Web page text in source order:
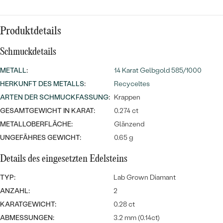
Wave Kollektion
ANSEHEN
NACH DER FORM
MASSGEFERTIGTER
DIAMANTEN
Ohrrinnge
ANSEHEN
Personalisierte
Halsketten
Meistverkaufte
Ringe
Produktdetails
Schmuckdetails
METALL:
14 Karat Gelbgold 585/1000
HERKUNFT DES METALLS:
Recyceltes
ARTEN DER SCHMUCKFASSUNG: Krappen
GESAMTGEWICHT IN KARAT:
0.274 ct
METALLOBERFLÄCHE:
Glänzend
UNGEFÄHRES GEWICHT:
0.65 g
Details des eingesetzten Edelsteins
TYP:
Lab Grown Diamant
ANZAHL:
2
KARATGEWICHT:
0.28 ct
ABMESSUNGEN:
3.2 mm (0.14ct)